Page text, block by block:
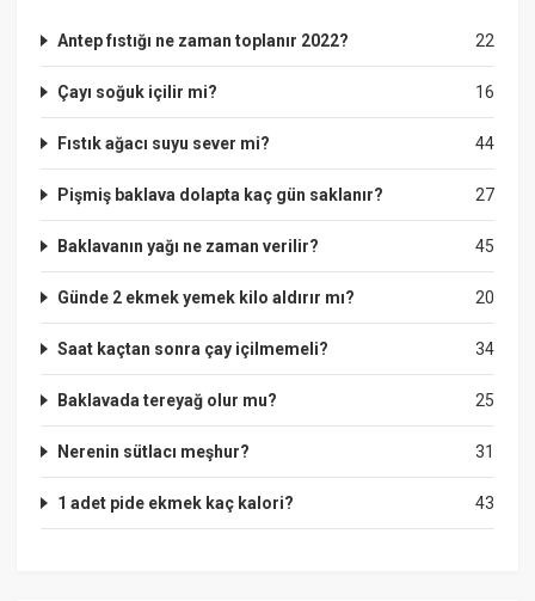
22
Antep fıstığı ne zaman toplanır 2022?
16
Çayı soğuk içilir mi?
44
Fıstık ağacı suyu sever mi?
27
Pişmiş baklava dolapta kaç gün saklanır?
45
Baklavanın yağı ne zaman verilir?
20
Günde 2 ekmek yemek kilo aldırır mı?
34
Saat kaçtan sonra çay içilmemeli?
25
Baklavada tereyağ olur mu?
31
Nerenin sütlacı meşhur?
43
1 adet pide ekmek kaç kalori?